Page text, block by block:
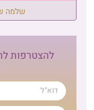
שלמה
להצטרפות